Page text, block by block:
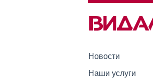
Новости
Наши услуги